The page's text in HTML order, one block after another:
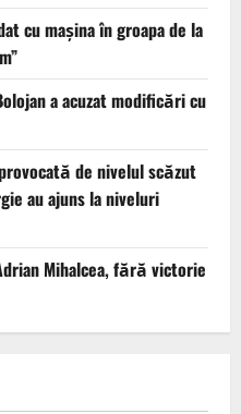
cu mașina în groapa de la
a acuzat modificări cu
de nivelul scăzut
au ajuns la niveluri
Mihalcea, fără victorie